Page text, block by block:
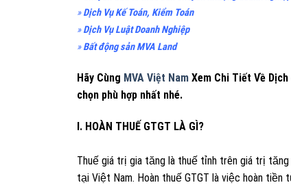
»Dịch Vụ Kế Toán, Kiểm Toán
»Dịch Vụ Luật Doanh Nghiệp
»Bất động sản MVA Land
Hãy Cùng MVA Việt Nam Xem Chi Tiết Về
chọn phù hợp nhất nhé.
I. HOÀN THUẾ GTGT LÀ GÌ?
Thuế giá trị gia tăng là thuế tỉnh trên giá trị
tại Việt Nam. Hoàn thuế GTGT là việc hoàn